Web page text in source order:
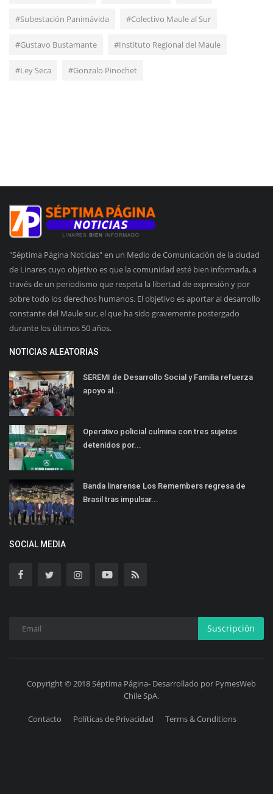
#Subestación Panimávida #Colectivo Maule al Sur
#Gustavo Bustamante #Instituto Regional del Maule
#Ley Seca #Gonzalo Pinochet
"Séptima Página Noticias" en un Medio de Comunicación de la ciudad
de Linares cuyo objetivo es que la comunidad esté bien informada, a
través de un periodismo que respeta la libertad de expresión y por
sobre todo los derechos humanos. El objetivo es aportar al desarrollo
constante del Maule sur, el que ha sido gravemente postergado
durante los últimos 50 años.
NOTICIAS ALEATORIAS
SEREMI de Desarrollo Social y Familia refuerza
apoyo al...
Operativo policial culmina con tres sujetos
detenidos por...
Banda linarense Los Remembers regresa de
Brasil tras impulsar...
SOCIAL MEDIA
Suscripción
Copyright © 2018 Séptima Página- Desarrollado por PymesWeb
Chile SpA.
Contacto Políticas de Privacidad Terms & Conditions